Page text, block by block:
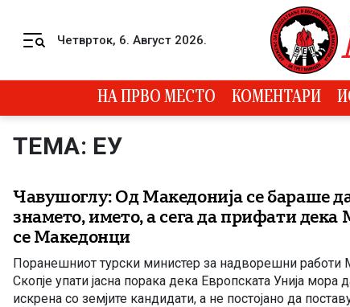
Четврток, 6. Август 2026.
НА ПРВО МЕСТО КОМЕНТАРИ
ТЕМА: ЕУ
Чавушоглу: Од Македонија се бараше
знамето, името, а сега да прифати дека
се Македонци
Поранешниот турски министер за надворешни работи
Скопје упати јасна порака дека Европската Унија мора
искрена со земјите кандидати, а не постојано да